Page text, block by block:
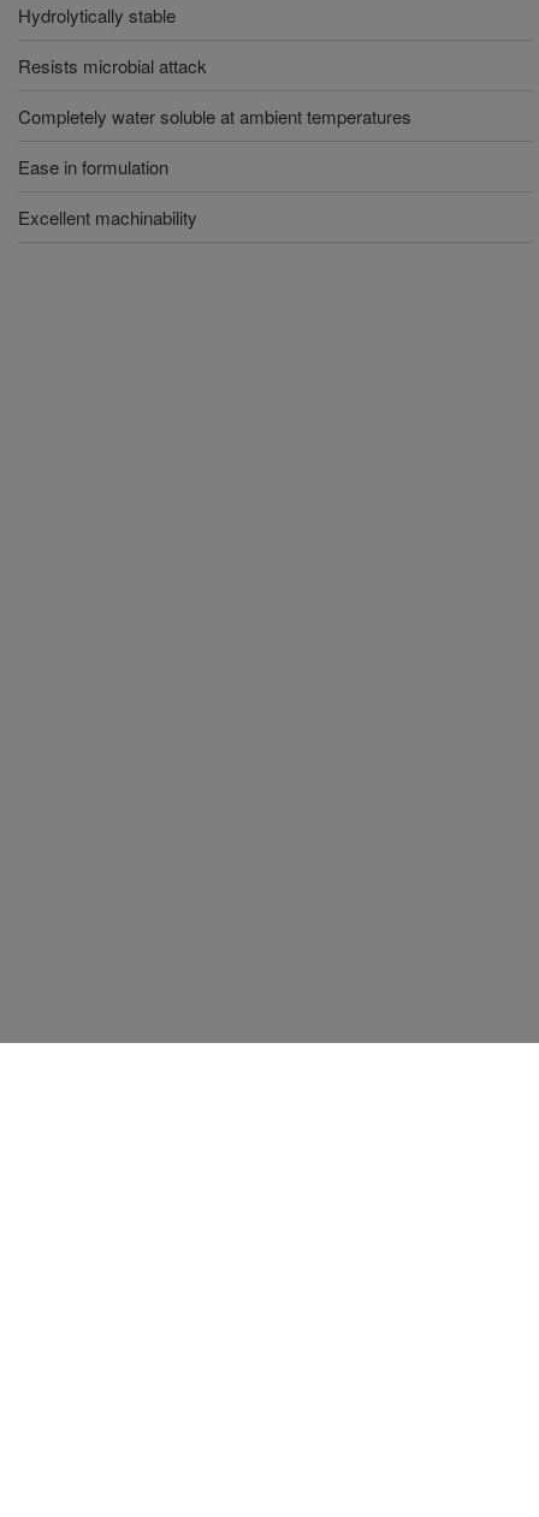
Hydrolytically stable
Resists microbial attack
Completely water soluble at ambient temperatures
Ease in formulation
Excellent machinability